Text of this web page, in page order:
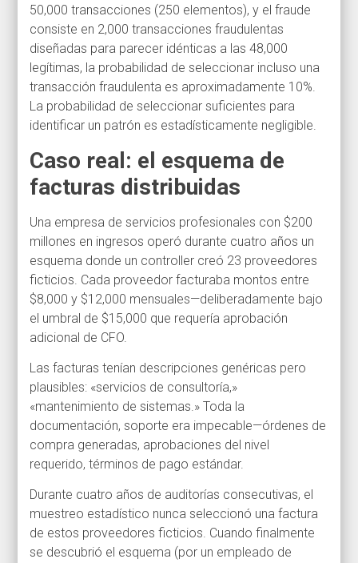
50,000 transacciones (250 elementos), y el fraude
consiste en 2,000 transacciones fraudulentas
diseñadas para parecer idénticas a las 48,000
legítimas, la probabilidad de seleccionar incluso una
transacción fraudulenta es aproximadamente 10%.
La probabilidad de seleccionar suficientes para
identificar un patrón es estadísticamente negligible.
Caso real: el esquema de
facturas distribuidas
Una empresa de servicios profesionales con $200
millones en ingresos operó durante cuatro años un
esquema donde un controller creó 23 proveedores
ficticios. Cada proveedor facturaba montos entre
$8,000 y $12,000 mensuales—deliberadamente bajo
el umbral de $15,000 que requería aprobación
adicional de CFO.
Las facturas tenían descripciones genéricas pero
plausibles: «servicios de consultoría,»
«mantenimiento de sistemas.» Toda la
documentación, soporte era impecable—órdenes de
compra generadas, aprobaciones del nivel
requerido, términos de pago estándar.
Durante cuatro años de auditorías consecutivas, el
muestreo estadístico nunca seleccionó una factura
de estos proveedores ficticios. Cuando finalmente
se descubrió el esquema (por un empleado de